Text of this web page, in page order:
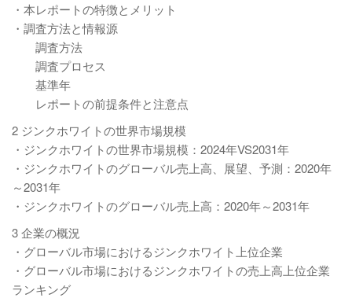
・本レポートの特徴とメリット
・調査方法と情報源
調査方法
調査プロセス
基準年
レポートの前提条件と注意点
2 ジンクホワイトの世界市場規模
・ジンクホワイトの世界市場規模：2024年VS2031年
・ジンクホワイトのグローバル売上高、展望、予測：2020年
～2031年
・ジンクホワイトのグローバル売上高：2020年～2031年
3 企業の概況
・グローバル市場におけるジンクホワイト上位企業
・グローバル市場におけるジンクホワイトの売上高上位企業
ランキング